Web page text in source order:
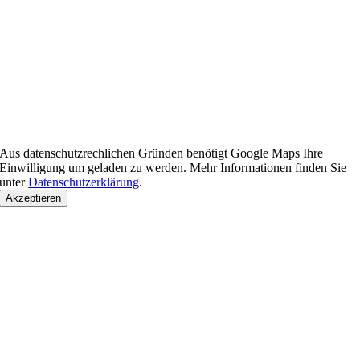
Aus datenschutzrechlichen Gründen benötigt Google Maps Ihre
Einwilligung um geladen zu werden. Mehr Informationen finden Sie
unterDatenschutzerklärung.
Akzeptieren